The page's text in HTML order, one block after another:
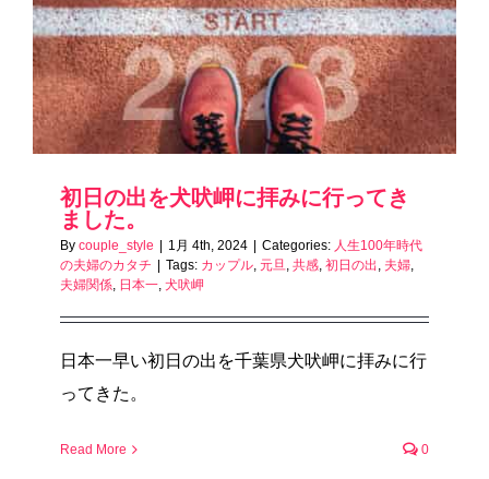
初日の出を犬吠岬に拝みに行ってき
ました。
By couple_style 1月 4th, 2024 Categories: 人生100年時代
の夫婦のカタチ
Tags: カップル, 元旦, 共感, 初日の出 , 夫婦,
夫婦関係, 日本一, 犬吠岬
日本一早い初日の出を千葉県犬吠岬に拝みに行
ってきた。
Read More 0